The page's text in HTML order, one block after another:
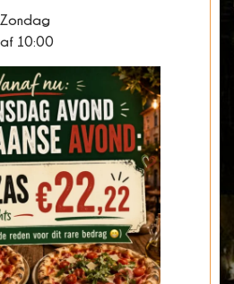
10:00